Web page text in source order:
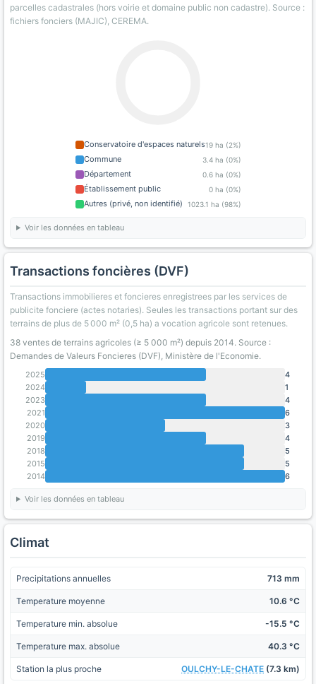
parcelles cadastrales (hors voirie et domaine public non cadastre). Source :
fichiers fonciers (MAJIC), CEREMA.
Conservatoire d'espaces naturels19 ha (2%)
Commune 3.4 ha (0%)
Département 0.6 ha (0%)
Établissement public 0 ha (0%)
Autres (privé, non identifié) 1023.1 ha (98%)
Voir les données en tableau
Transactions foncières (DVF)
Transactions immobilieres et foncieres enregistrees par les services de
publicite fonciere (actes notaries). Seules les transactions portant sur des
terrains de plus de 5 000 m² (0,5 ha) a vocation agricole sont retenues.
38 ventes de terrains agricoles (≥ 5 000 m²) depuis 2014. Source :
Demandes de Valeurs Foncieres (DVF), Ministère de l'Economie.
2025
4
2024
1
2023
4
2021
6
2020
3
2019
4
2018
5
2015
5
2014
6
Voir les données en tableau
Climat
Precipitations annuelles 713 mm
Temperature moyenne 10.6 °C
Temperature min. absolue -15.5 °C
Temperature max. absolue 40.3 °C
Station la plus proche OULCHY-LE-CHATE (7.3 km)